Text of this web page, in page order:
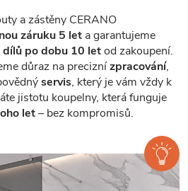
a zástěny CERANO
záruku 5 let a garantujeme
po dobu 10 letod zakoupení.
důraz na preciznízpracování,
servis, který je vám vždy k
jistotu koupelny, která funguje
let– bez kompromisů.